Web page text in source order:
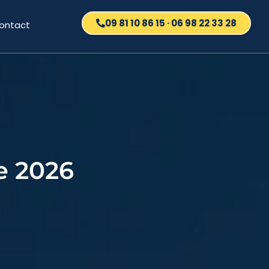
09 81 10 86 15 · 06 98 22 33 28
2026